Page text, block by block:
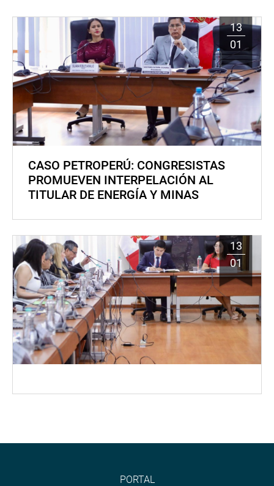
13
01
CASO PETROPERÚ: CONGRESISTAS
PROMUEVEN INTERPELACIÓN AL
TITULAR DE ENERGÍA Y MINAS
13
01
PORTAL